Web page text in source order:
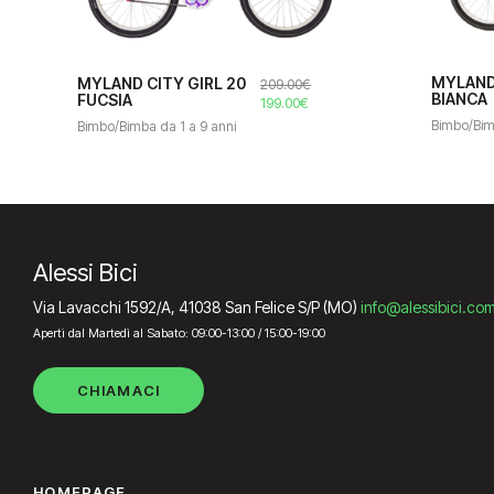
MYLAND CITY GIRL 20
FUCSIA
Bimbo/Bimba da 1 a 9 anni
209.00€
Il199.00€
BIANCA
Bimbo/
Alessi Bici
Via Lavacchi 1592/A, 41038 San Felice S/P (MO) info@alessibici.com
Aperti dal Martedì al Sabato: 09:00-13:00 / 15:00-19:00
CHIAMACI